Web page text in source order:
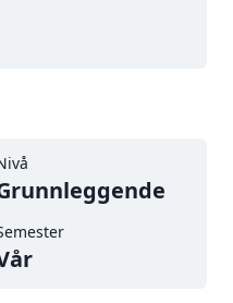
Nivå
Grunnleggende
Semester
vår